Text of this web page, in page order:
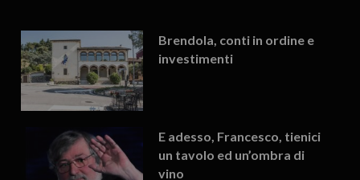
Brendola, conti in ordine e
investimenti
E adesso, Francesco, tienici
un tavolo ed un’ombra di
vino